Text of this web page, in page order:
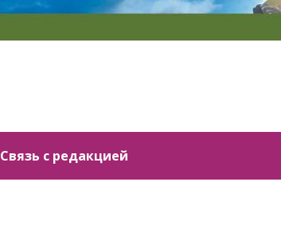
Связь с редакцией